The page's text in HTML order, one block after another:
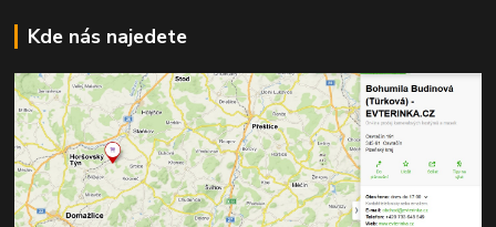
Kde nás najedete